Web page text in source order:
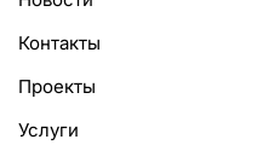
Контакты
Проекты
Услуги